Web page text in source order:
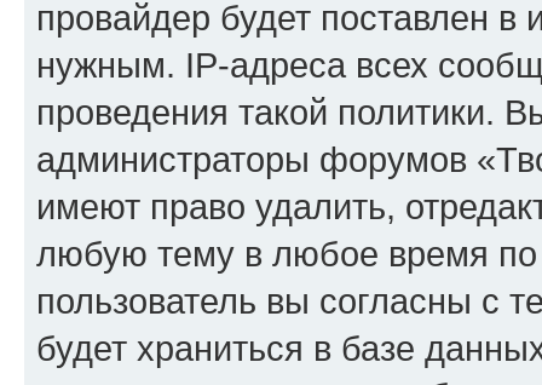
провайдер будет поставлен в
нужным. IP-адреса всех
проведения такой политики.
администраторы форумов
имеют право удалить,
любую тему в любое время
пользователь вы согласны с
будет храниться в базе